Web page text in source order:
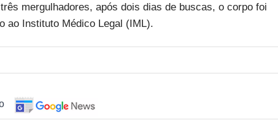
mergulhadores, após dois dias de buscas, o corpo foi
ao Instituto Médico Legal (IML).